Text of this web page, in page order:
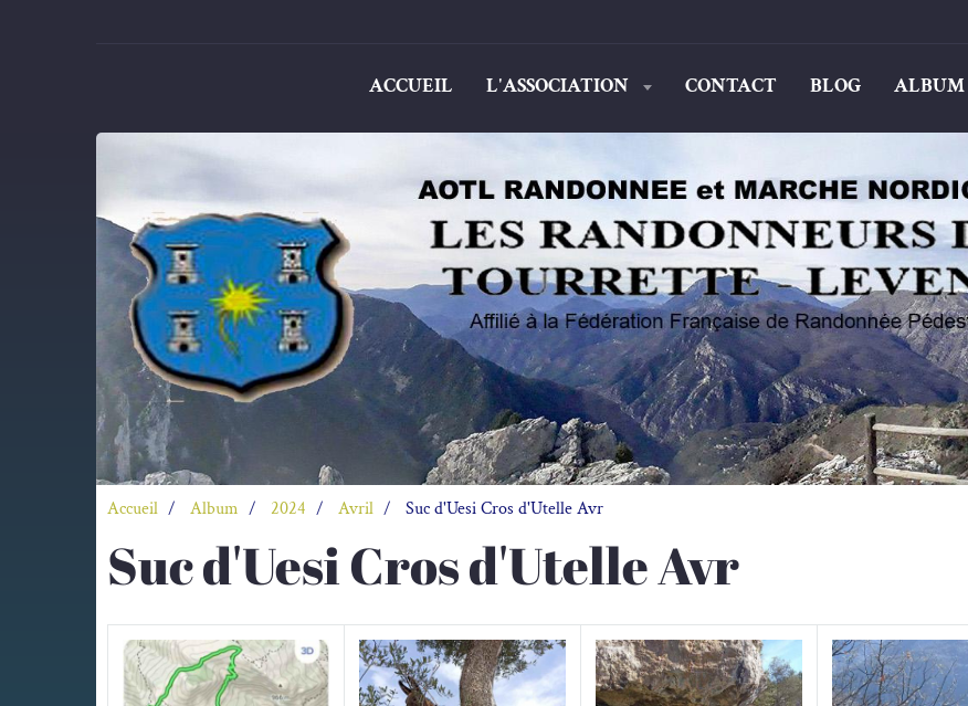
ACCUEIL L'ASSOCIATION CONTACT BLOG ALBUM
Accueil Album 2024 Avril Suc d'Uesi Cros d'Utelle Avr
Suc d'Uesi Cros d'Utelle Avr